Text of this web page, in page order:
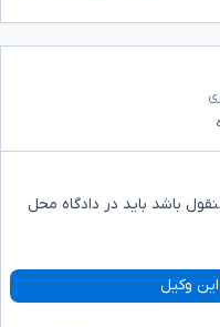
باشد باید در دادگاه محل
وکیل